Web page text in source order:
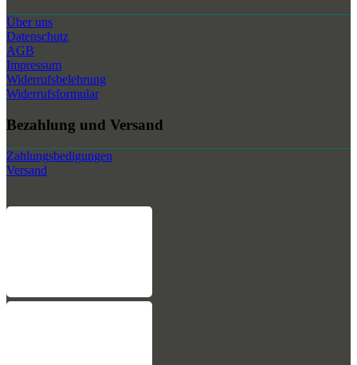
Über uns
Datenschutz
AGB
Impressum
Widerrufsbelehrung
Widerrufsformular
Bezahlung und Versand
Zahlungsbedigungen
Versand